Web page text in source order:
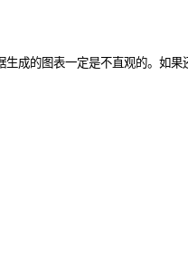
成的图表一定是不直观的。如